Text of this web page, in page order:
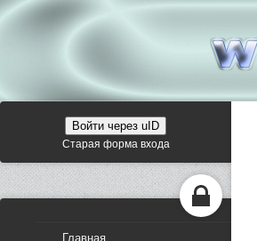
Войти через uID
Старая форма входа
Главная